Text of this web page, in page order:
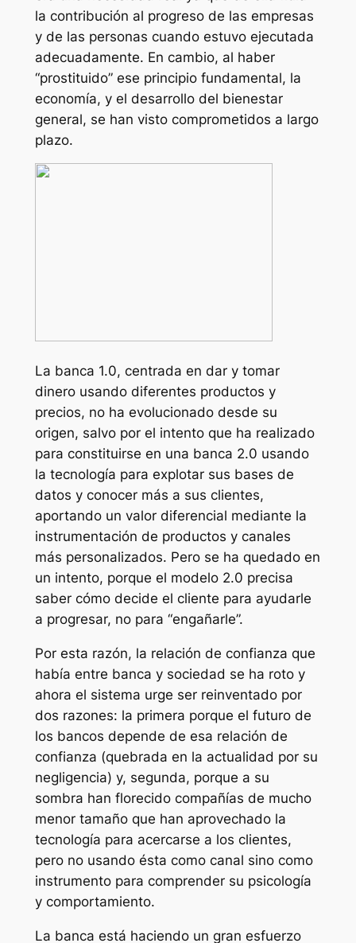
la contribución al progreso de las empresas
y de las personas cuando estuvo ejecutada
adecuadamente. En cambio, al haber
“prostituido” ese principio fundamental, la
economía, y el desarrollo del bienestar
general, se han visto comprometidos a largo
plazo.
La banca 1.0, centrada en dar y tomar
dinero usando diferentes productos y
precios, no ha evolucionado desde su
origen, salvo por el intento que ha realizado
para constituirse en una banca 2.0 usando
la tecnología para explotar sus bases de
datos y conocer más a sus clientes,
aportando un valor diferencial mediante la
instrumentación de productos y canales
más personalizados. Pero se ha quedado en
un intento, porque el modelo 2.0 precisa
saber cómo decide el cliente para ayudarle
a progresar, no para “engañarle”.
Por esta razón, la relación de confianza que
había entre banca y sociedad se ha roto y
ahora el sistema urge ser reinventado por
dos razones: la primera porque el futuro de
los bancos depende de esa relación de
confianza (quebrada en la actualidad por su
negligencia) y, segunda, porque a su
sombra han florecido compañías de mucho
menor tamaño que han aprovechado la
tecnología para acercarse a los clientes,
pero no usando ésta como canal sino como
instrumento para comprender su psicología
y comportamiento.
La banca está haciendo un gran esfuerzo